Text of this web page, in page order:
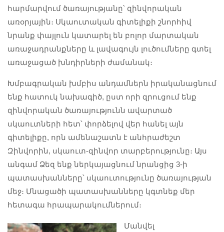
հարմարվում ծառայությանը՝ զինվորական
առօրյային։ Սկաուտական գիտելիքի շնորհիվ
նրանք փայլուն կատարել են բոլոր մարտական
առաջադրանքները և լավագույն լուծումները գտել
առաջացած խնդիրների ժամանակ։
Խմբագրական խմբիս անդամներն իրականացնում
ենք հատուկ նախագիծ, ըստ որի զրուցում ենք
զինվորական ծառայությունն ավարտած
սկաուտների հետ՝ փորձելով վեր հանել այն
գիտելիքը, որն ամենաշատն է անհրաժեշտ
Զինվորին, սկաուտ-զինվոր տարբերությունը։ Այս
անգամ Ձեզ ենք ներկայացնում նրանցից 3-ի
պատասխանները՝ սկաուտությունը ծառայության
մեջ։ Մնացածի պատասխանները կգտնեք մեր
հետագա հրապարակումներում։
Մանվել